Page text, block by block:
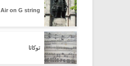
Air on G string
توکاتا